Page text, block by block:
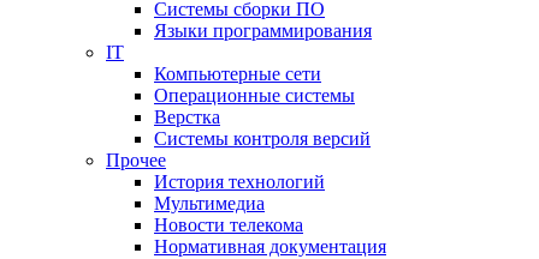
Системы сборки ПО
Языки программирования
IT
Компьютерные сети
Операционные системы
Верстка
Системы контроля версий
Прочее
История технологий
Мультимедиа
Новости телекома
Нормативная документация